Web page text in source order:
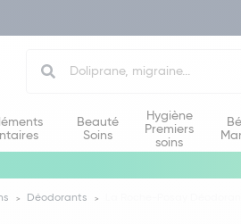
Beauté
Soins
Hygiène
Premiers
soins
Déodorants